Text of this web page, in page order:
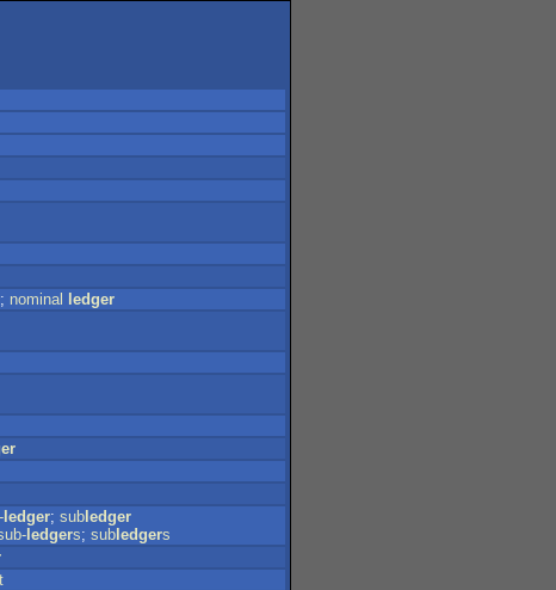
; nominal
ledger
ledger; sub ledger
ledgers; sub ledgers